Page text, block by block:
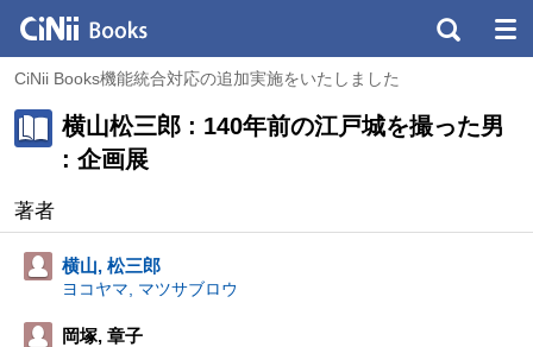
CiNii Books機能統合対応の追加実施をいたしました
横山松三郎 : 140年前の江戸城を撮った男
: 企画展
著者
横山, 松三郎
ヨコヤマ, マツサブロウ
岡塚, 章子